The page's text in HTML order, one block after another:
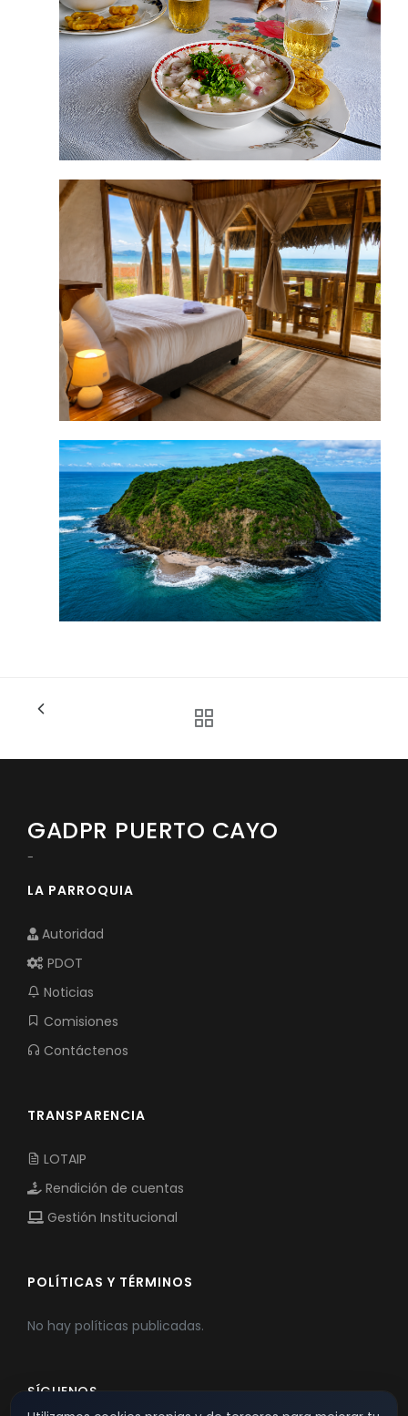
GADPR PUERTO CAYO
-
LA PARROQUIA
Autoridad
PDOT
Noticias
Comisiones
Contáctenos
TRANSPARENCIA
LOTAIP
Rendición de cuentas
Gestión Institucional
POLÍTICAS Y TÉRMINOS
No hay políticas publicadas.
SÍGUENOS